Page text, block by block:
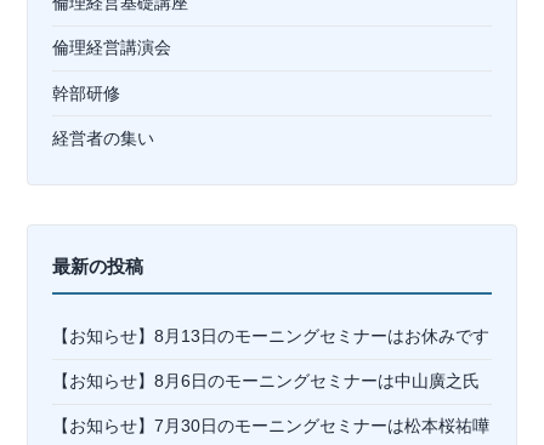
倫理経営講演会
幹部研修
経営者の集い
最新の投稿
【お知らせ】8月13日のモーニングセミナーはお休みです
【お知らせ】8月6日のモーニングセミナーは中山廣之氏
【お知らせ】7月30日のモーニングセミナーは松本桜祐嘩